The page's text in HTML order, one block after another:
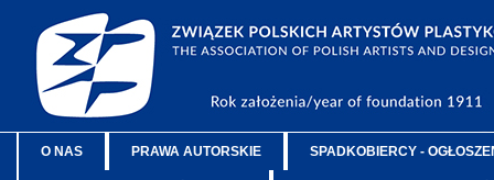
O NAS PRAWA AUTORSKIE SPADKOBIERCY -